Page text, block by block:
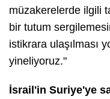
müzakerelerde ilgili
bir tutum
istikrara ulaşılması
yineliyoruz."
İsrail'in Suriye'ye